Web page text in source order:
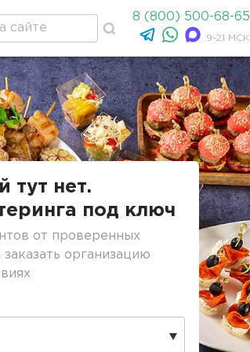
8 (800) 500-68-65
9-21 МСК
тут нет.
под ключ
от проверенных
организацию